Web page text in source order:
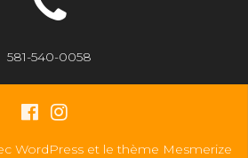
581-540-0058
WordPress et lethème Mesmerize